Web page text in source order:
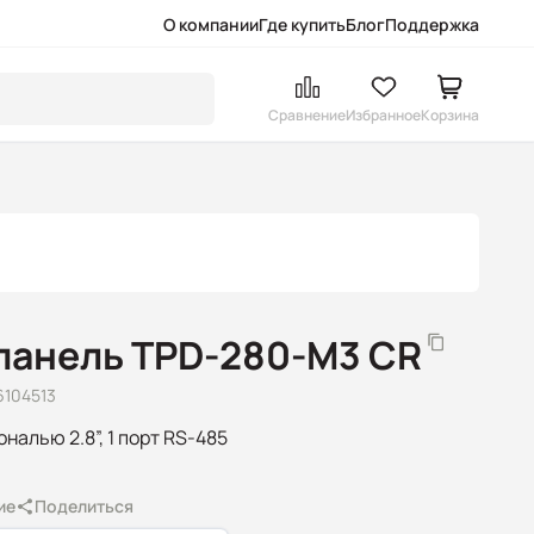
О компанииГде купитьБлогПоддержка
СравнениеИзбранноеКорзина
TPD-280-M3 CR
2.8”, 1 порт RS-485
Поделиться